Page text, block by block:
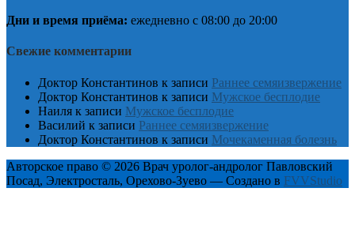
Дни и время приёма: ежедневно с 08:00 до 20:00
Свежие комментарии
Доктор Константинов к записи Раннее семяизвержение
Доктор Константинов к записи Мужское бесплодие
Наиля к записи Мужское бесплодие
Василий к записи Раннее семяизвержение
Доктор Константинов к записи Мочекаменная болезнь
Авторское право © 2026 Врач уролог-андролог Павловский
Посад, Электросталь, Орехово-Зуево — Создано в FVVStudio